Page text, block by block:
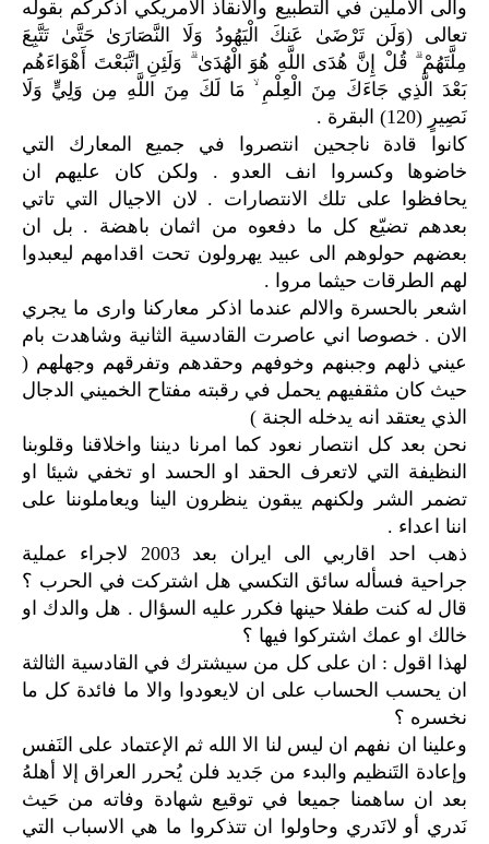
والى الآملين في التطبيع والانقاذ الامريكي أذكركم بقوله
تعالى (وَلَن تَرْضَىٰ عَنكَ الْيَهُودُ وَلَا النَّصَارَىٰ حَتَّىٰ تَتَّبِعَ
مِلَّتَهُمْ ۗ قُلْ إِنَّ هُدَى اللَّهِ هُوَ الْهُدَىٰ ۗ وَلَئِنِ اتَّبَعْتَ أَهْوَاءَهُم
بَعْدَ الَّذِي جَاءَكَ مِنَ الْعِلْمِ ۙ مَا لَكَ مِنَ اللَّهِ مِن وَلِيٍّ وَلَا
نَصِيرٍ (120) البقرة .
كانوا قادة ناجحين انتصروا في جميع المعارك التي
خاضوها وكسروا انف العدو . ولكن كان عليهم ان
يحافظوا على تلك الانتصارات . لان الاجيال التي تاتي
بعدهم تضيّع كل ما دفعوه من اثمان باهضة . بل ان
بعضهم حولوهم الى عبيد يهرولون تحت اقدامهم ليعبدوا
لهم الطرقات حيثما مروا .
اشعر بالحسرة والالم عندما اذكر معاركنا وارى ما يجري
الان . خصوصا اني عاصرت القادسية الثانية وشاهدت بام
عيني ذلهم وجبنهم وخوفهم وحقدهم وتفرقهم وجهلهم (
حيث كان مثقفيهم يحمل في رقبته مفتاح الخميني الدجال
الذي يعتقد انه يدخله الجنة )
نحن بعد كل انتصار نعود كما امرنا ديننا واخلاقنا وقلوبنا
النظيفة التي لاتعرف الحقد او الحسد او تخفي شيئا او
تضمر الشر ولكنهم يبقون ينظرون الينا ويعاملوننا على
اننا اعداء .
ذهب احد اقاربي الى ايران بعد 2003 لاجراء عملية
جراحية فسأله سائق التكسي هل اشتركت في الحرب ؟
قال له كنت طفلا حينها فكرر عليه السؤال . هل والدك او
خالك او عمك اشتركوا فيها ؟
لهذا اقول : ان على كل من سيشترك في القادسية الثالثة
ان يحسب الحساب على ان لايعودوا والا ما فائدة كل ما
نخسره ؟
وعلينا ان نفهم ان ليس لنا الا الله ثم الإعتماد على النَفس
وإعادة التَنظيم والبدء من جَديد فلن يُحرر العراق إلا أهلهُ
بعد ان ساهمنا جميعا في توقيع شهادة وفاته من حَيث
نَدري أو لانَدري وحاولوا ان تتذكروا ما هي الاسباب التي